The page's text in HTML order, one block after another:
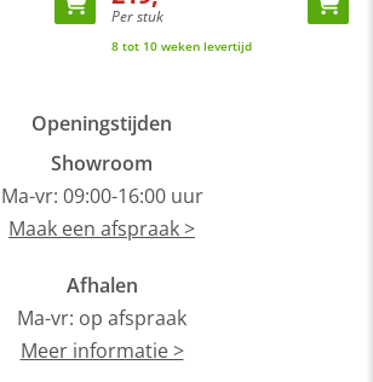
Per stuk
8 tot 10 weken levertijd
Openingstijden
Showroom
Ma-vr: 09:00-16:00 uur
Maak een afspraak >
Afhalen
Ma-vr: op afspraak
Meer informatie >